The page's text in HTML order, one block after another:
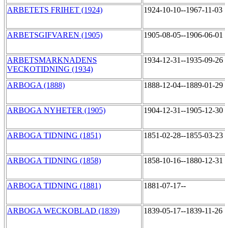
ARBETETS FRIHET (1924) 1924-10-10--1967-11-03
ARBETSGIFVAREN (1905) 1905-08-05--1906-06-01
ARBETSMARKNADENS
VECKOTIDNING (1934)
1934-12-31--1935-09-26
ARBOGA (1888) 1888-12-04--1889-01-29
ARBOGA NYHETER (1905) 1904-12-31--1905-12-30
ARBOGA TIDNING (1851) 1851-02-28--1855-03-23
ARBOGA TIDNING (1858) 1858-10-16--1880-12-31
ARBOGA TIDNING (1881) 1881-07-17--
ARBOGA WECKOBLAD (1839) 1839-05-17--1839-11-26